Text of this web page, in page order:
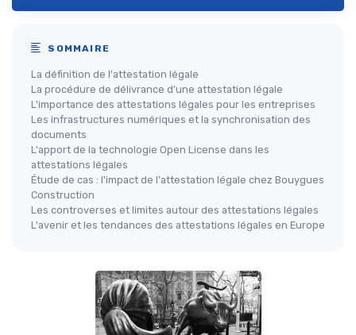
SOMMAIRE
La définition de l'attestation légale
La procédure de délivrance d'une attestation légale
L'importance des attestations légales pour les entreprises
Les infrastructures numériques et la synchronisation des
documents
L'apport de la technologie Open License dans les
attestations légales
Étude de cas : l'impact de l'attestation légale chez Bouygues
Construction
Les controverses et limites autour des attestations légales
L'avenir et les tendances des attestations légales en Europe